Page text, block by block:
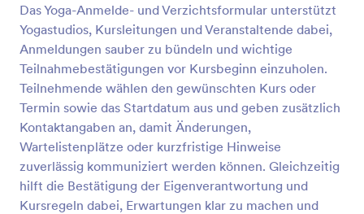
Das Yoga-Anmelde- und Verzichtsformular unterstützt
Yogastudios, Kursleitungen und Veranstaltende dabei,
Anmeldungen sauber zu bündeln und wichtige
Teilnahmebestätigungen vor Kursbeginn einzuholen.
Teilnehmende wählen den gewünschten Kurs oder
Termin sowie das Startdatum aus und geben zusätzlich
Kontaktangaben an, damit Änderungen,
Wartelistenplätze oder kurzfristige Hinweise
zuverlässig kommuniziert werden können. Gleichzeitig
hilft die Bestätigung der Eigenverantwortung und
Kursregeln dabei, Erwartungen klar zu machen und
Vorschau